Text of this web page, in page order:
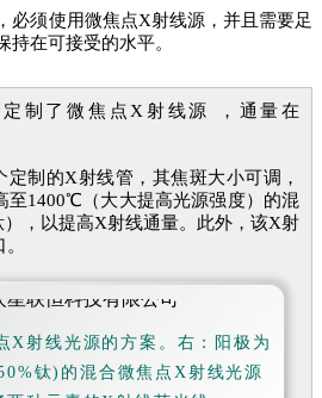
必须使用微焦点X射线源，并且需要足
在可接受的水平。
定制了微焦点X射线源 ，通量在
定制的X射线管，其焦斑大小可调，
至1400℃（大大提高光源强度）的混
，以提高X射线通量。此外，该X射
X射线光源的方案。右：阳极为
钛)的混合微焦点X射线光源